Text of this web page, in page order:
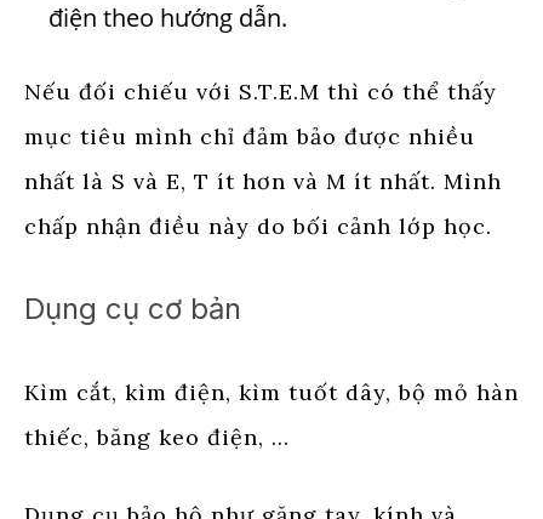
điện theo hướng dẫn.
Nếu đối chiếu với S.T.E.M thì có thể thấy
mục tiêu mình chỉ đảm bảo được nhiều
nhất là S và E, T ít hơn và M ít nhất. Mình
chấp nhận điều này do bối cảnh lớp học.
Dụng cụ cơ bản
Kìm cắt, kìm điện, kìm tuốt dây, bộ mỏ hàn
thiếc, băng keo điện, …